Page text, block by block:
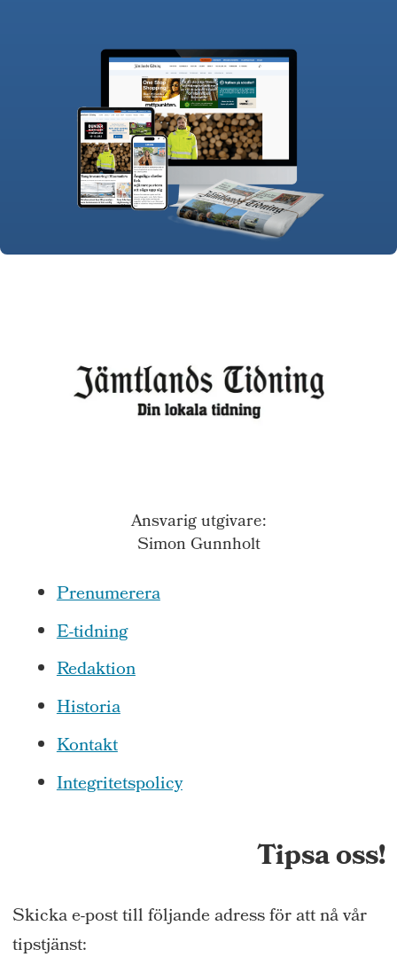
Ansvarig utgivare:
Simon Gunnholt
Prenumerera
E-tidning
Redaktion
Historia
Kontakt
Integritetspolicy
Tipsa oss!
Skicka e-post till följande adress för att nå vår
tipstjänst: